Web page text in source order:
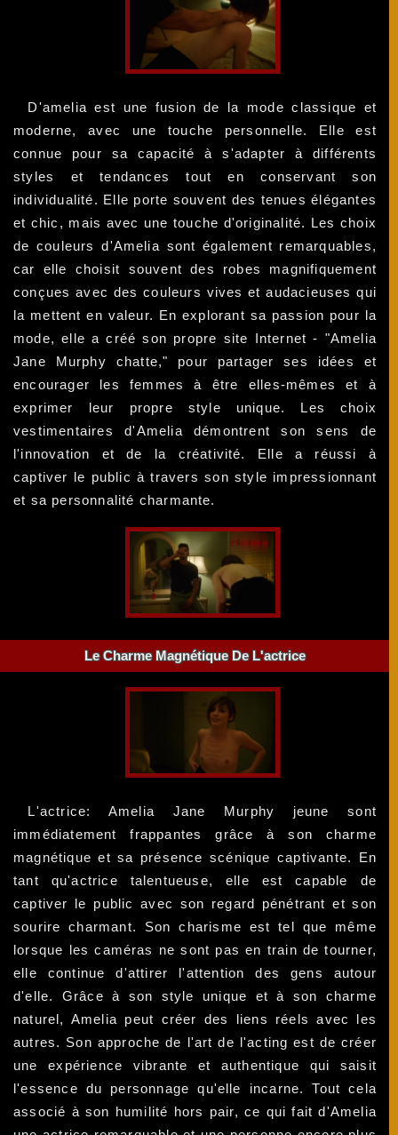
D'amelia est une fusion de la mode classique et
moderne, avec une touche personnelle. Elle est
connue pour sa capacité à s'adapter à différents
styles et tendances tout en conservant son
individualité. Elle porte souvent des tenues élégantes
et chic, mais avec une touche d'originalité. Les choix
de couleurs d'Amelia sont également remarquables,
car elle choisit souvent des robes magnifiquement
conçues avec des couleurs vives et audacieuses qui
la mettent en valeur. En explorant sa passion pour la
mode, elle a créé son propre site Internet - "Amelia
Jane Murphy chatte," pour partager ses idées et
encourager les femmes à être elles-mêmes et à
exprimer leur propre style unique. Les choix
vestimentaires d'Amelia démontrent son sens de
l'innovation et de la créativité. Elle a réussi à
captiver le public à travers son style impressionnant
et sa personnalité charmante.
Le Charme Magnétique De L'actrice
L'actrice: Amelia Jane Murphy jeune sont
immédiatement frappantes grâce à son charme
magnétique et sa présence scénique captivante. En
tant qu'actrice talentueuse, elle est capable de
captiver le public avec son regard pénétrant et son
sourire charmant. Son charisme est tel que même
lorsque les caméras ne sont pas en train de tourner,
elle continue d'attirer l'attention des gens autour
d'elle. Grâce à son style unique et à son charme
naturel, Amelia peut créer des liens réels avec les
autres. Son approche de l'art de l'acting est de créer
une expérience vibrante et authentique qui saisit
l'essence du personnage qu'elle incarne. Tout cela
associé à son humilité hors pair, ce qui fait d'Amelia